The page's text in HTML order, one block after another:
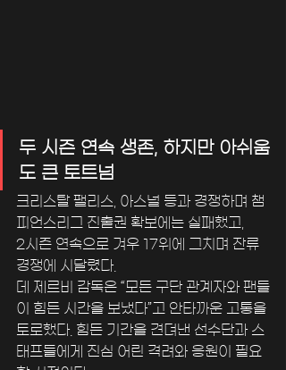
두 시즌 연속 생존, 하지만 아쉬움
도 큰 토트넘
크리스탈 팰리스, 아스널 등과 경쟁하며 챔
피언스리그 진출권 확보에는 실패했고,
2시즌 연속으로 겨우 17위에 그치며 잔류
경쟁에 시달렸다.
데 제르비 감독은 “모든 구단 관계자와 팬들
이 힘든 시간을 보냈다”고 안타까운 고통을
토로했다. 힘든 기간을 견뎌낸 선수단과 스
태프들에게 진심 어린 격려와 응원이 필요